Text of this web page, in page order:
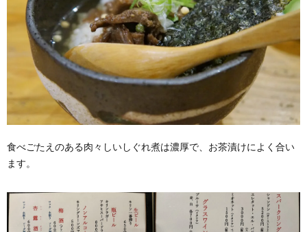
食べごたえのある肉々しいしぐれ煮は濃厚で、お茶漬けによく合い
ます。